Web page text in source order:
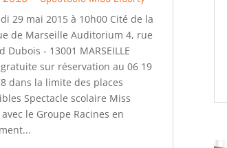
29 mai 2015 à 10h00 Cité de la
de Marseille Auditorium 4, rue
Dubois - 13001 MARSEILLE
sur réservation au 06 19
dans la limite des places
Spectacle scolaire Miss
le Groupe Racines en